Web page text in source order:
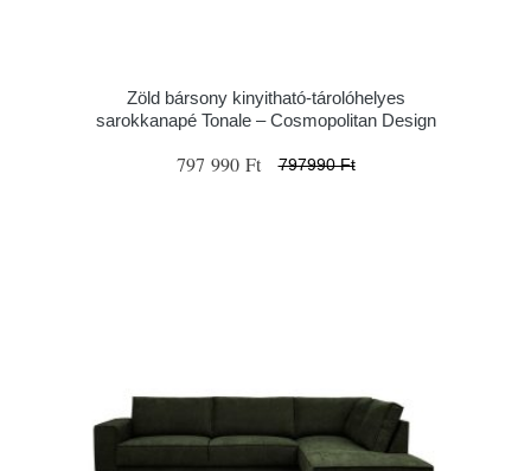
Zöld bársony kinyitható-tárolóhelyes
sarokkanapé Tonale – Cosmopolitan Design
797 990 Ft 797990 Ft